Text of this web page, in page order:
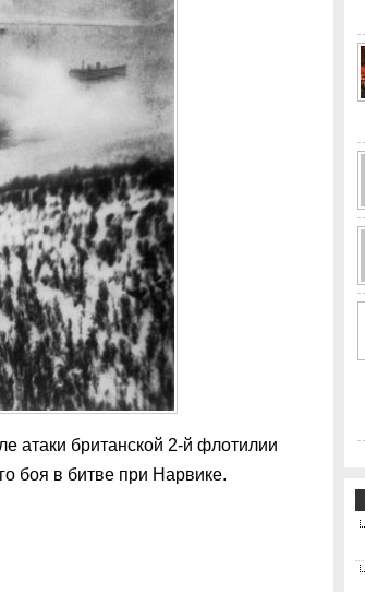
атаки британской 2-й флотилии
боя в битве при Нарвике.